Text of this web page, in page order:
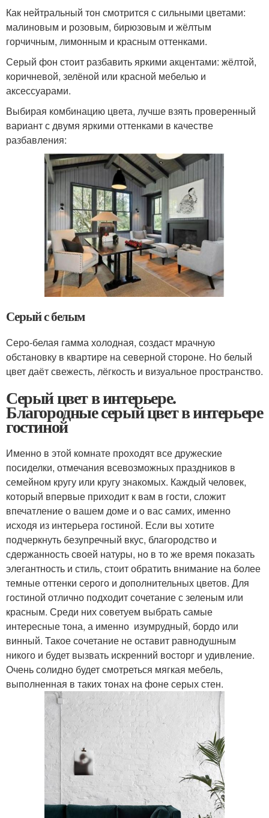
Как нейтральный тон смотрится с сильными цветами:
малиновым и розовым, бирюзовым и жёлтым
горчичным, лимонным и красным оттенками.
Серый фон стоит разбавить яркими акцентами: жёлтой,
коричневой, зелёной или красной мебелью и
аксессуарами.
Выбирая комбинацию цвета, лучше взять проверенный
вариант с двумя яркими оттенками в качестве
разбавления:
Серый с белым
Серо-белая гамма холодная, создаст мрачную
обстановку в квартире на северной стороне. Но белый
цвет даёт свежесть, лёгкость и визуальное пространство.
Серый цвет в интерьере.
Благородные серый цвет в интерьере
гостиной
Именно в этой комнате проходят все дружеские
посиделки, отмечания всевозможных праздников в
семейном кругу или кругу знакомых. Каждый человек,
который впервые приходит к вам в гости, сложит
впечатление о вашем доме и о вас самих, именно
исходя из интерьера гостиной. Если вы хотите
подчеркнуть безупречный вкус, благородство и
сдержанность своей натуры, но в то же время показать
элегантность и стиль, стоит обратить внимание на более
темные оттенки серого и дополнительных цветов. Для
гостиной отлично подходит сочетание с зеленым или
красным. Среди них советуем выбрать самые
интересные тона, а именно изумрудный, бордо или
винный. Такое сочетание не оставит равнодушным
никого и будет вызвать искренний восторг и удивление.
Очень солидно будет смотреться мягкая мебель,
выполненная в таких тонах на фоне серых стен.